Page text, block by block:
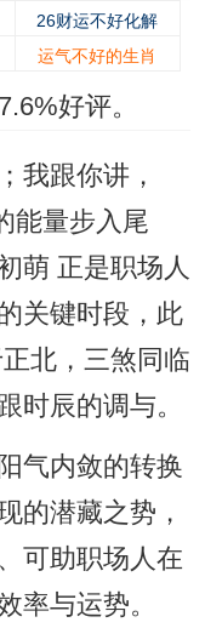
26财运不好化解
运气不好的生肖
好评。
我跟你讲，
能量步入尾
萌 正是职场人
关键时段，此
北，三煞同临
时辰的调与。
气内敛的转换
的潜藏之势，
可助职场人在
率与运势。